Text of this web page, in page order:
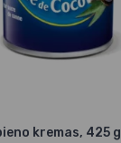
kremas, 425 g